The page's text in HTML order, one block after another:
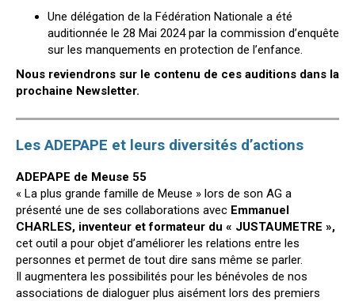
Une délégation de la Fédération Nationale a été
auditionnée le 28 Mai 2024 par la commission d’enquête
sur les manquements en protection de l’enfance.
Nous reviendrons sur le contenu de ces auditions dans la
prochaine Newsletter.
Les ADEPAPE et leurs diversités d’actions
ADEPAPE de Meuse 55
« La plus grande famille de Meuse » lors de son AG a
présenté une de ses collaborations avec Emmanuel
CHARLES, inventeur et formateur du « JUSTAUMETRE »,
cet outil a pour objet d’améliorer les relations entre les
personnes et permet de tout dire sans même se parler.
Il augmentera les possibilités pour les bénévoles de nos
associations de dialoguer plus aisément lors des premiers